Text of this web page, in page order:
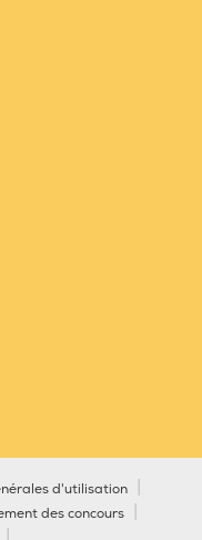
d'utilisation
des concours